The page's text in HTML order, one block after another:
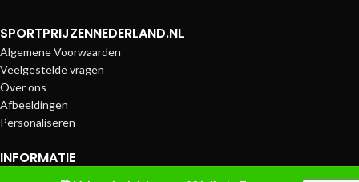
SPORTPRIJZENNEDERLAND.NL
Algemene Voorwaarden
Veelgestelde vragen
Over ons
Afbeeldingen
Personaliseren
INFORMATIE